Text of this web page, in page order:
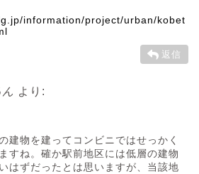
information/project/urban/kobet
返信
より:
建物を建ってコンビニではせっかく
すね。確か駅前地区には低層の建物
はずだったとは思いますが、当該地